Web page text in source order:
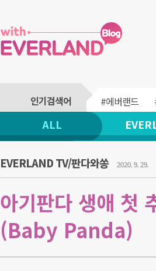
#에버랜드
ALL
EVERLAND TV/판다와쏭 2020. 9. 29.
아기판다 생애 첫
(Baby Panda)